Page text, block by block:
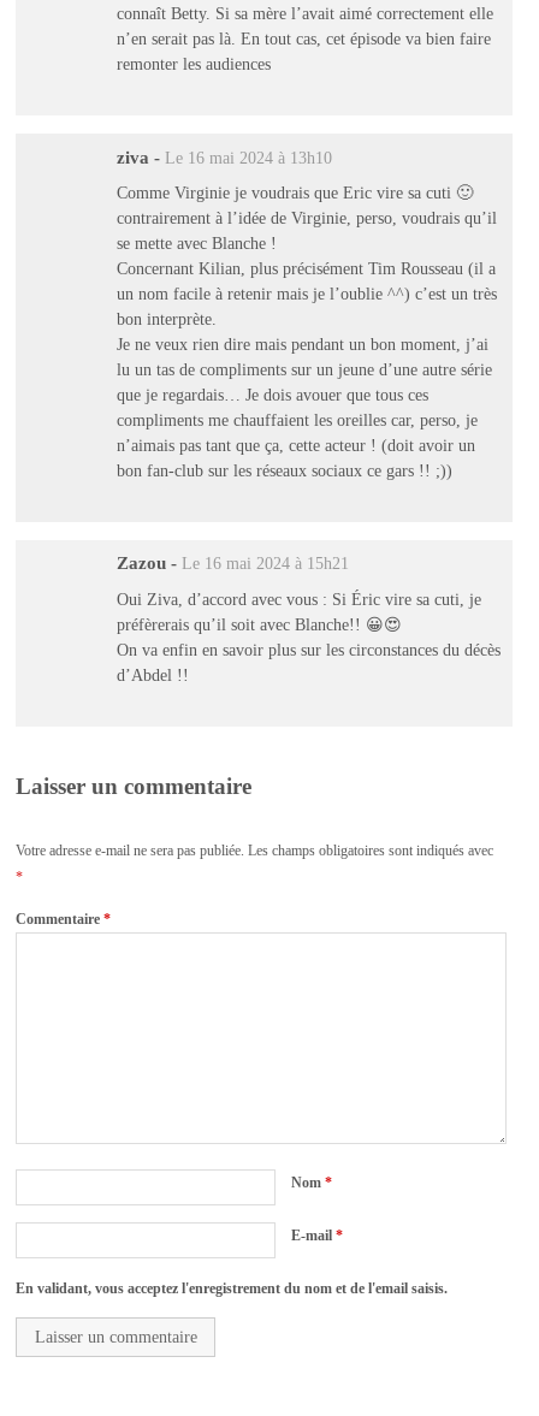
connaît Betty. Si sa mère l’avait aimé correctement elle
n’en serait pas là. En tout cas, cet épisode va bien faire
remonter les audiences
ziva - Le 16 mai 2024 à 13h10
Comme Virginie je voudrais que Eric vire sa cuti 🙂
contrairement à l’idée de Virginie, perso, voudrais qu’il
se mette avec Blanche !
Concernant Kilian, plus précisément Tim Rousseau (il a
un nom facile à retenir mais je l’oublie ^^) c’est un très
bon interprète.
Je ne veux rien dire mais pendant un bon moment, j’ai
lu un tas de compliments sur un jeune d’une autre série
que je regardais… Je dois avouer que tous ces
compliments me chauffaient les oreilles car, perso, je
n’aimais pas tant que ça, cette acteur ! (doit avoir un
bon fan-club sur les réseaux sociaux ce gars !! ;))
Zazou - Le 16 mai 2024 à 15h21
Oui Ziva, d’accord avec vous : Si Éric vire sa cuti, je
préfèrerais qu’il soit avec Blanche!! 😀😍
On va enfin en savoir plus sur les circonstances du décès
d’Abdel !!
Laisser un commentaire
Votre adresse e-mail ne sera pas publiée. Les champs obligatoires sont indiqués avec
*
Commentaire*
Nom*
E-mail*
En validant, vous acceptez l'enregistrement du nom et de l'email saisis.